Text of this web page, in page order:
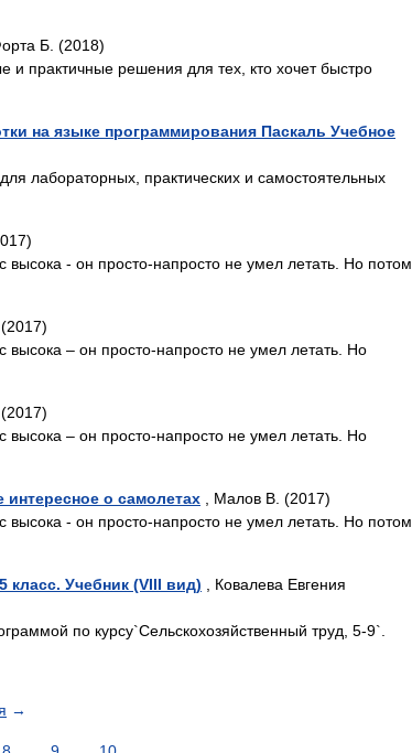
Б. (2018)
и практичные решения для тех, кто хочет быстро
на языке программирования Паскаль Учебное
лабораторных, практических и самостоятельных
высока - он просто-напросто не умел летать. Но потом
высока – он просто-напросто не умел летать. Но
высока – он просто-напросто не умел летать. Но
интересное о самолетах , Малов В. (2017)
высока - он просто-напросто не умел летать. Но потом
класс. Учебник (VIII вид) , Ковалева Евгения
по курсу`Сельскохозяйственный труд, 5-9`.
→